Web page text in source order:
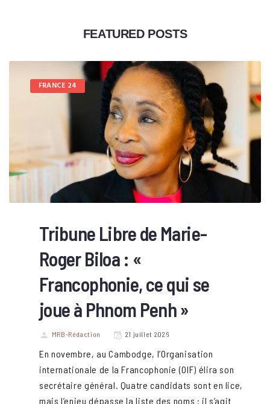
FEATURED POSTS
FRANCE 24
Tribune Libre de Marie-
Roger Biloa : «
Francophonie, ce qui se
joue à Phnom Penh »
MRB-Rédaction 21 juillet 2026
En novembre, au Cambodge, l’Organisation
internationale de la Francophonie (OIF) élira son
secrétaire général. Quatre candidats sont en lice,
mais l’enjeu dépasse la liste des noms : il s’agit